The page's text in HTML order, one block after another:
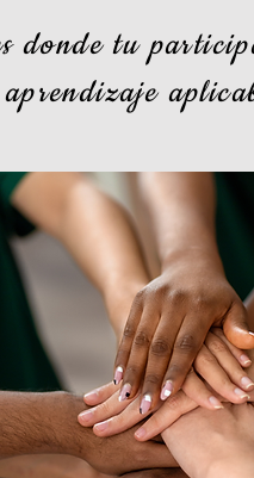
donde tu